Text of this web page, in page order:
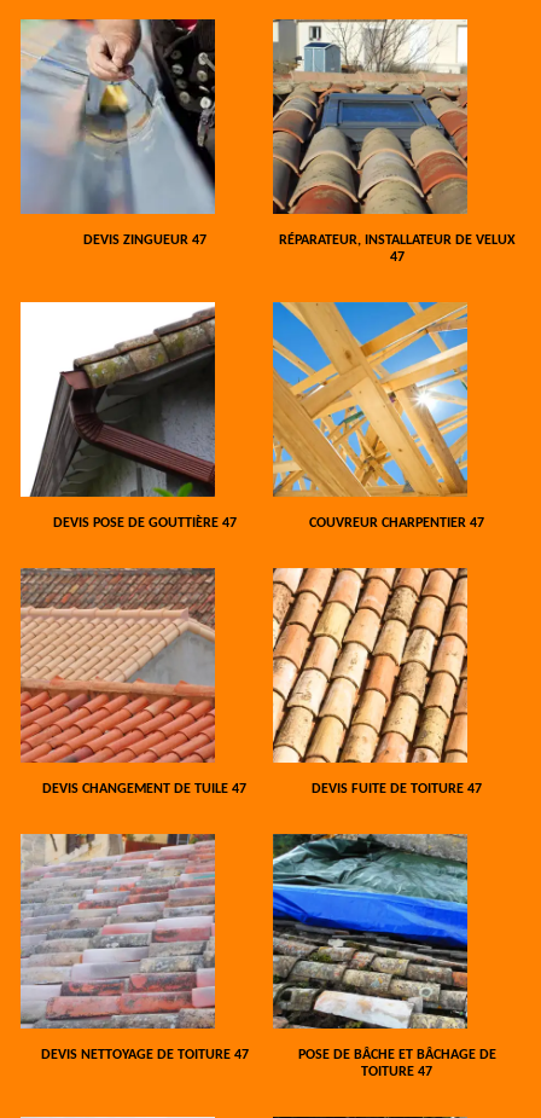
DEVIS ZINGUEUR 47
RÉPARATEUR, INSTALLATEUR DE VELUX
47
DEVIS POSE DE GOUTTIÈRE 47 COUVREUR CHARPENTIER 47
DEVIS CHANGEMENT DE TUILE 47 DEVIS FUITE DE TOITURE 47
DEVIS NETTOYAGE DE TOITURE 47
POSE DE BÂCHE ET BÂCHAGE DE
TOITURE 47